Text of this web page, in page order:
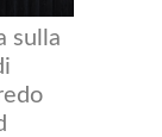
sulla